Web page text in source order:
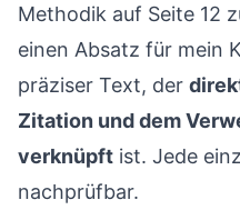
Methodik auf Seite 12
einen Absatz für mein
präziser Text, der
Zitation und dem
verknüpft ist. Jede
nachprüfbar.